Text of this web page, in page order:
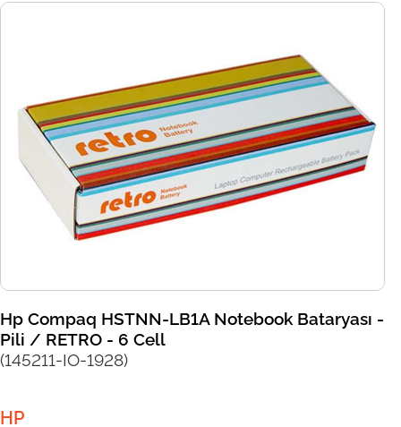
Hp Compaq HSTNN-LB1A Notebook Bataryası -
Pili / RETRO - 6 Cell
(145211-IO-1928)
HP